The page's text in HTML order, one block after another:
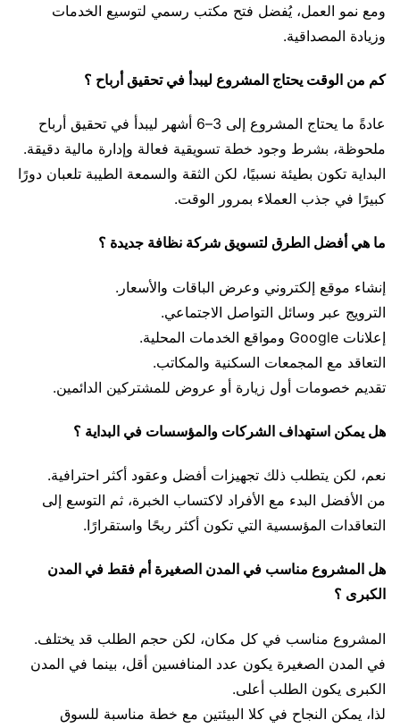
ومع نمو العمل، يُفضل فتح مكتب رسمي لتوسيع الخدمات
وزيادة المصداقية.
كم من الوقت يحتاج المشروع ليبدأ في تحقيق أرباح ؟
عادةً ما يحتاج المشروع إلى 3–6 أشهر ليبدأ في تحقيق أرباح
ملحوظة، بشرط وجود خطة تسويقية فعالة وإدارة مالية دقيقة.
البداية تكون بطيئة نسبيًا، لكن الثقة والسمعة الطيبة تلعبان دورًا
كبيرًا في جذب العملاء بمرور الوقت.
ما هي أفضل الطرق لتسويق شركة نظافة جديدة ؟
إنشاء موقع إلكتروني وعرض الباقات والأسعار.
الترويج عبر وسائل التواصل الاجتماعي.
إعلانات Google ومواقع الخدمات المحلية.
التعاقد مع المجمعات السكنية والمكاتب.
تقديم خصومات أول زيارة أو عروض للمشتركين الدائمين.
هل يمكن استهداف الشركات والمؤسسات في البداية ؟
نعم، لكن يتطلب ذلك تجهيزات أفضل وعقود أكثر احترافية.
من الأفضل البدء مع الأفراد لاكتساب الخبرة، ثم التوسع إلى
التعاقدات المؤسسية التي تكون أكثر ربحًا واستقرارًا.
هل المشروع مناسب في المدن الصغيرة أم فقط في المدن
الكبرى ؟
المشروع مناسب في كل مكان، لكن حجم الطلب قد يختلف.
في المدن الصغيرة يكون عدد المنافسين أقل، بينما في المدن
الكبرى يكون الطلب أعلى.
لذا، يمكن النجاح في كلا البيئتين مع خطة مناسبة للسوق